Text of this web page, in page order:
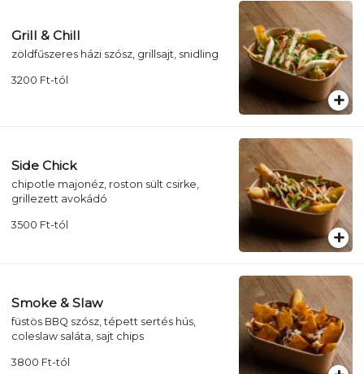
Grill & Chill
zöldfűszeres házi szósz, grillsajt, snidling
3200 Ft-tól
Side Chick
chipotle majonéz, roston sült csirke,
grillezett avokádó
3500 Ft-tól
Smoke & Slaw
füstös BBQ szósz, tépett sertés hús,
coleslaw saláta, sajt chips
3800 Ft-tól